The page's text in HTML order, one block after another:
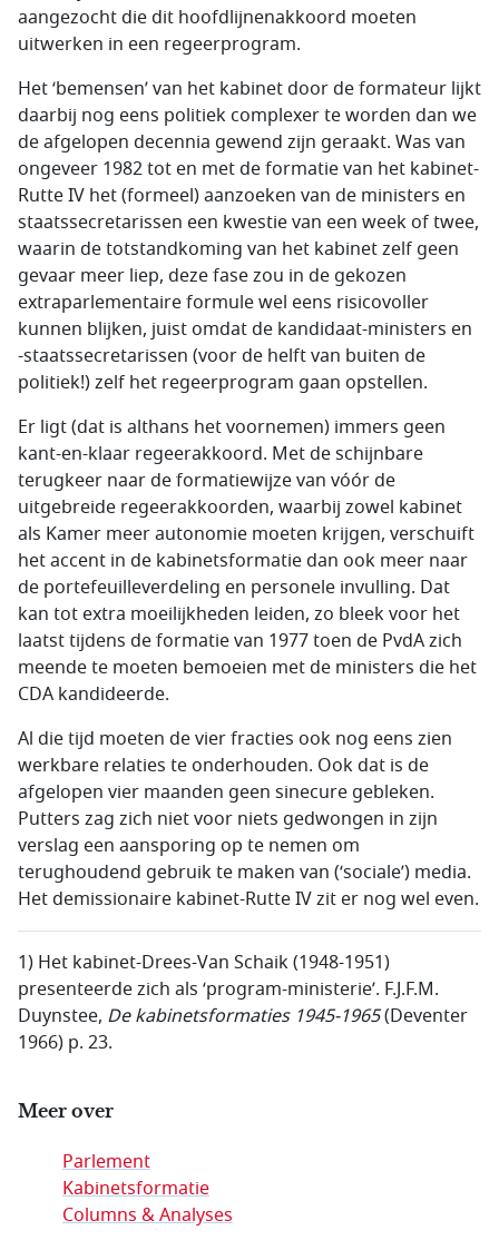
aangezocht die dit hoofdlijnenakkoord moeten
uitwerken in een regeerprogram.
Het ‘bemensen’ van het kabinet door de formateur lijkt
daarbij nog eens politiek complexer te worden dan we
de afgelopen decennia gewend zijn geraakt. Was van
ongeveer 1982 tot en met de formatie van het kabinet-
Rutte IV het (formeel) aanzoeken van de ministers en
staatssecretarissen een kwestie van een week of twee,
waarin de totstandkoming van het kabinet zelf geen
gevaar meer liep, deze fase zou in de gekozen
extraparlementaire formule wel eens risicovoller
kunnen blijken, juist omdat de kandidaat-ministers en
-staatssecretarissen (voor de helft van buiten de
politiek!) zelf het regeerprogram gaan opstellen.
Er ligt (dat is althans het voornemen) immers geen
kant-en-klaar regeerakkoord. Met de schijnbare
terugkeer naar de formatiewijze van vóór de
uitgebreide regeerakkoorden, waarbij zowel kabinet
als Kamer meer autonomie moeten krijgen, verschuift
het accent in de kabinetsformatie dan ook meer naar
de portefeuilleverdeling en personele invulling. Dat
kan tot extra moeilijkheden leiden, zo bleek voor het
laatst tijdens de formatie van 1977 toen de PvdA zich
meende te moeten bemoeien met de ministers die het
CDA kandideerde.
Al die tijd moeten de vier fracties ook nog eens zien
werkbare relaties te onderhouden. Ook dat is de
afgelopen vier maanden geen sinecure gebleken.
Putters zag zich niet voor niets gedwongen in zijn
verslag een aansporing op te nemen om
terughoudend gebruik te maken van (‘sociale’) media.
Het demissionaire kabinet-Rutte IV zit er nog wel even.
1) Het kabinet-Drees-Van Schaik (1948-1951)
presenteerde zich als ‘program-ministerie’. F.J.F.M.
Duynstee, De kabinetsformaties 1945-1965(Deventer
1966) p. 23.
Meer over
Parlement
Kabinetsformatie
Columns & Analyses